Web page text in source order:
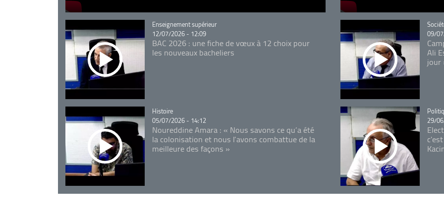
Catégorie
Enseignement supérieur
12/07/2026 - 12:09
BAC 2026 : une fiche de vœux à 12 choix pour
les nouveaux bacheliers
09/
Ali
jour
Catégorie
Histoire
05/07/2026 - 14:12
Noureddine Amara : « Nous savons ce qu’a été
la colonisation et nous l’avons combattue de la
meilleure des façons »
29/